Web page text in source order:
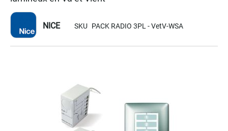
NICE SKU PACK RADIO 3PL - VetV-WSA